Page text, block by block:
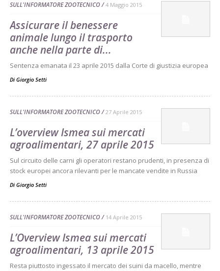
SULL'INFORMATORE ZOOTECNICO 4 Maggio 2015
Assicurare il benessere
animale lungo il trasporto
anche nella parte di...
Sentenza emanata il 23 aprile 2015 dalla Corte di giustizia europea
Di Giorgio Setti
SULL'INFORMATORE ZOOTECNICO 27 Aprile 2015
L’overview Ismea sui mercati
agroalimentari, 27 aprile 2015
Sul circuito delle carni gli operatori restano prudenti, in presenza di
stock europei ancora rilevanti per le mancate vendite in Russia
Di Giorgio Setti
SULL'INFORMATORE ZOOTECNICO 14 Aprile 2015
L’Overview Ismea sui mercati
agroalimentari, 13 aprile 2015
Resta piuttosto ingessato il mercato dei suini da macello, mentre